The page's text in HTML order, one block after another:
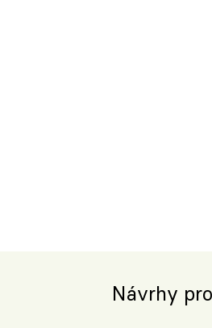
Návrhy